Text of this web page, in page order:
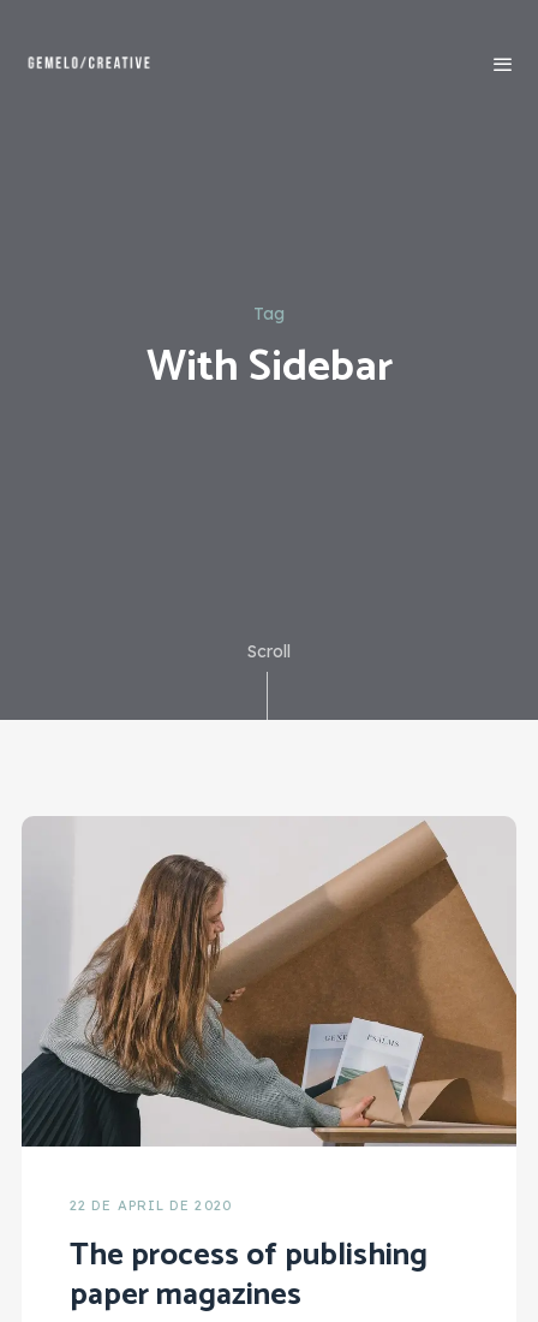
Tag
With Sidebar
Scroll
22 DE APRIL DE 2020
The process of publishing
paper magazines